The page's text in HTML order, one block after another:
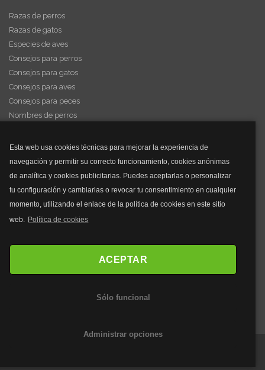
Esta web usa cookies técnicas para mejorar la experiencia de
navegación y permitir su correcto funcionamiento, cookies anónimas
de analítica y cookies publicitarias. Puedes aceptarlas o personalizar
tu configuración y cambiarlas o revocar tu consentimiento en cualquier
momento, utilizando el enlace de la política de cookies en este sitio
web. Política de cookies
ACEPTAR
Sólo funcional
Administrar opciones
Razas de perros
Razas de gatos
Especies de aves
Consejos para perros
Consejos para gatos
Consejos para aves
Consejos para peces
Nombres de perros
y mucho más...